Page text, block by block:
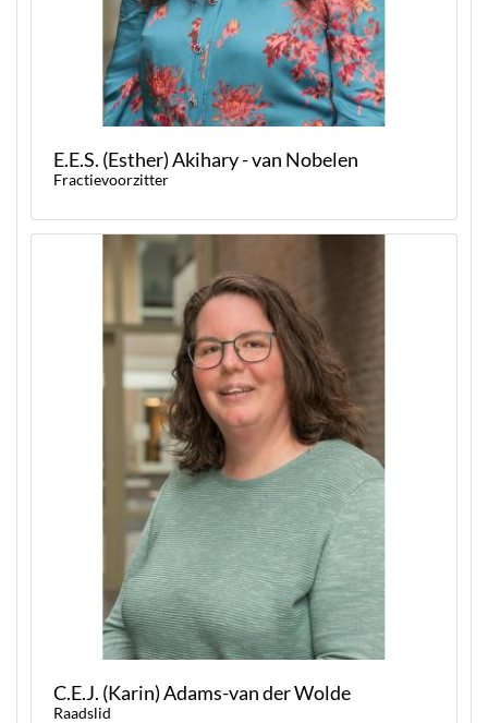
E.E.S. (Esther) Akihary - van Nobelen
Fractievoorzitter
C.E.J. (Karin) Adams-van der Wolde
Raadslid